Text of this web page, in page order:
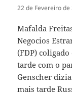
22 de Fevereiro de
Mafalda
Negocios
(FDP)
tarde com o
Genscher
mais tarde